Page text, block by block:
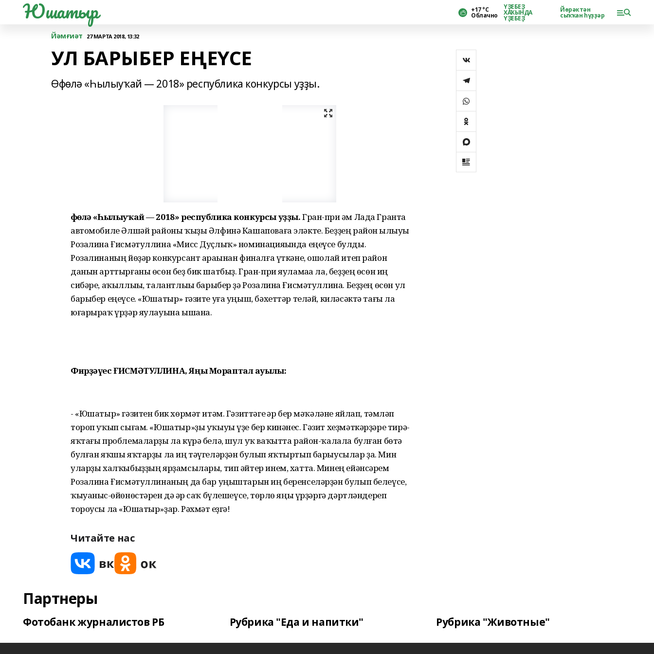
Юшатыр +17 °С
Облачно
ҮҘЕБЕҘ
ХАҠЫНДА
ҮҘЕБЕҘ
Йөрәктән
сыҡҡан һүҙҙәр
Йәмғиәт 27 МАРТА 2018, 13:32
УЛ БАРЫБЕР ЕҢЕҮСЕ
Өфөлә «Һылыуҡай — 2018» республика конкурсы уҙҙы.
Өфөлә «Һылыуҡай — 2018» республика конкурсы уҙҙы.Гран-при һәм Лада Гранта
автомобиле Әлшәй районы ҡыҙы Әлфинә Кашаповаға эләкте. Беҙҙең район һылыуы
Розалина Ғисмәтуллина «Мисс Дуҫлыҡ» номинацияһында еңеүсе булды.
Розалинаның йөҙәр конкурсант араһынан финалға үткәне, ошолай итеп район
данын арттырғаны өсөн беҙ бик шатбыҙ. Гран-при яуламаһа ла, беҙҙең өсөн иң
сибәре, аҡыллыһы, талантлыһы барыбер ҙә Розалина Ғисмәтуллина. Беҙҙең өсөн ул
барыбер еңеүсе. «Юшатыр» гәзите уға уңыш, бәхеттәр теләй, киләсәктә тағы ла
юғарыраҡ үрҙәр яулауына ышана.
Фирҙәүес ҒИСМӘТУЛЛИНА, Яңы Мораптал ауылы:
- «Юшатыр» гәзитен бик хөрмәт итәм. Гәзиттәге һәр бер мәҡәләне яйлап, тәмләп
тороп уҡып сығам. «Юшатыр»ҙы уҡыуы үҙе бер кинәнес. Гәзит хеҙмәткәрҙәре тирә-
яҡтағы проблемаларҙы ла күрә белә, шул уҡ ваҡытта район-ҡалала булған бөтә
булған яҡшы яҡтарҙы ла иң тәүгеләрҙән булып яҡтыртып барыусылар ҙа. Мин
уларҙы халҡыбыҙҙың ярҙамсылары, тип әйтер инем, хатта. Минең ейәнсәрем
Розалина Ғисмәтуллинаның да бар уңыштарын иң беренселәрҙән булып белеүсе,
ҡыуаныс-һөйөнөстәрен дә һәр саҡ бүлешеүсе, төрлө яңы үрҙәргә дәртләндереп
тороусы ла «Юшатыр»ҙар. Рәхмәт һеҙгә!
Читайте нас
Партнеры
Фотобанк журналистов РБ Рубрика "Еда и напитки" Рубрика "Животные"